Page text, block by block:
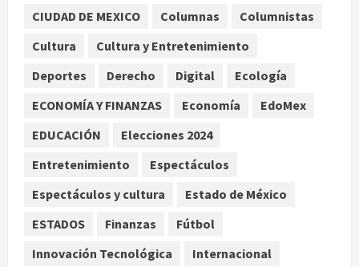
Claudia Sheinbaum decreta Jornada
domingo de agosto
agosto 10, 2026
ciudad y la resistencia desde el
Jardín Hidalgo de Coyoacán atrae
en espacio polinizador
CIUDAD DE MEXICO
Columnas
Columnistas
Cultura
Cultura y Entretenimiento
Deportes
Derecho Digital
Ecología
ECONOMÍA Y FINANZAS
Economía
EdoMex
EDUCACIÓN
Elecciones 2024
Entretenimiento
Espectáculos
Espectáculos y cultura
Estado de México
ESTADOS
Finanzas
Fútbol
Innovación Tecnológica
Internacional